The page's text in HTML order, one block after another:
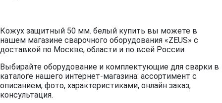
Кожух защитный 50 мм. белый купить вы можете в
нашем магазине сварочного оборудования «ZEUS» с
доставкой по Москве, области и по всей России.
Выбирайте оборудование и комплектующие для сварки в
каталоге нашего интернет-магазина: ассортимент с
описанием, фото, характеристиками, онлайн заказ,
консультация.